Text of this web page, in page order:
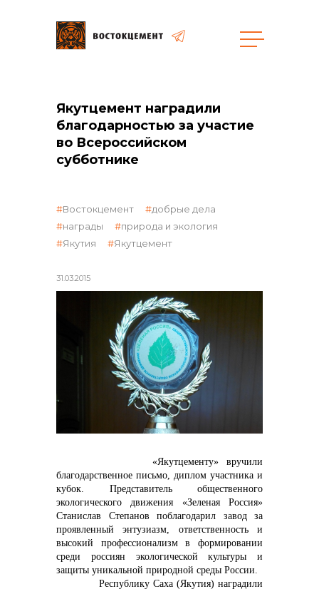
общая информация
объявленные закупки
контакты отдела закупок
Контакты
+7 (423) 234 50 50
info@vostokcement.ru
Якутцемент наградили
благодарностью за участие
во Всероссийском
субботнике
31.03.2015
Востокцемент
добрые дела
награды
природа и экология
Якутия
Якутцемент
«Якутцементу» вручили
благодарственное письмо, диплом участника и
кубок. Представитель общественного
экологического движения «Зеленая Россия»
Станислав Степанов поблагодарил завод за
проявленный энтузиазм, ответственность и
высокий профессионализм в формировании
среди россиян экологической культуры и
защиты уникальной природной среды России.
Республику Саха (Якутия) наградили